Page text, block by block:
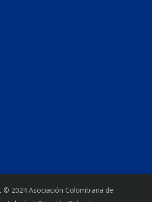
© 2024 Asociación Colombiana de